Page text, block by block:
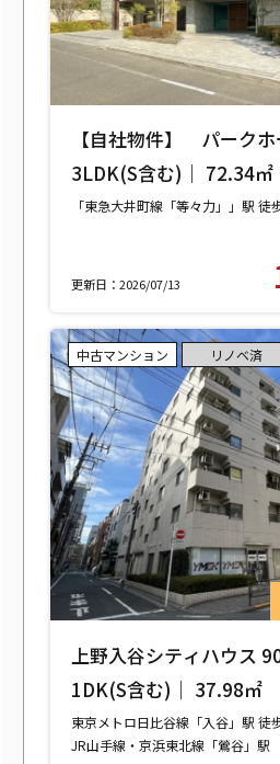
【自社物件】 パーク
ジデンススクエア 208
中町】
3LDK(S含む)｜ 72.34㎡
「東急大井町線「等々力」」駅
更新日：2026/07/13
中古マンション リノベ済
上野入谷シティハウス
1DK(S含む)｜ 37.98㎡
東京メトロ日比谷線「入谷」駅 徒
JR山手線・京浜東北線「鶯谷」